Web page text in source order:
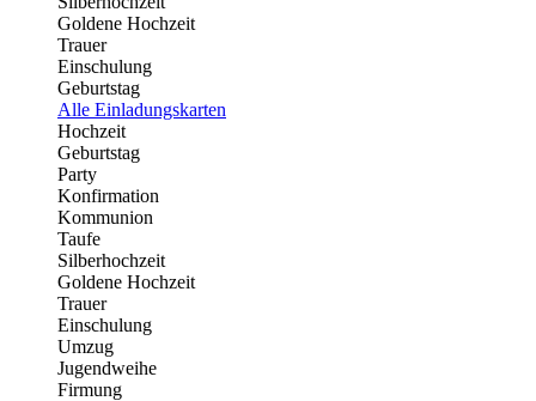
Goldene Hochzeit
Trauer
Einschulung
Geburtstag
Alle Einladungskarten
Hochzeit
Geburtstag
Party
Konfirmation
Kommunion
Taufe
Silberhochzeit
Goldene Hochzeit
Trauer
Einschulung
Umzug
Jugendweihe
Firmung